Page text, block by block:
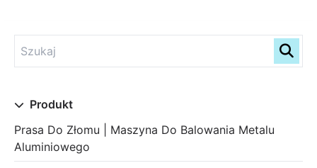
Produkt
Prasa Do Złomu | Maszyna Do Balowania Metalu
Aluminiowego